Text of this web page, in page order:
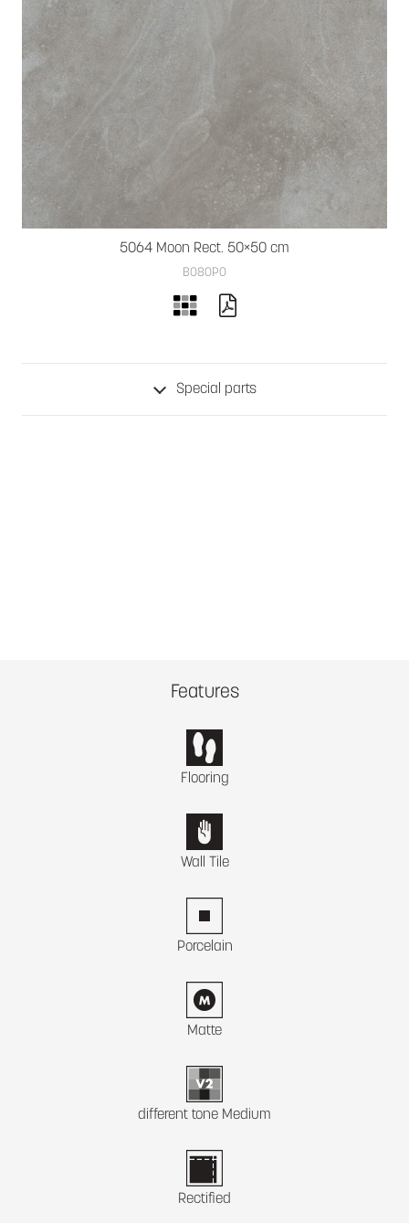
5064 Moon Rect. 50×50 cm
B080PO
Special parts
Features
Flooring
Wall Tile
Porcelain
Matte
different tone Medium
Rectified